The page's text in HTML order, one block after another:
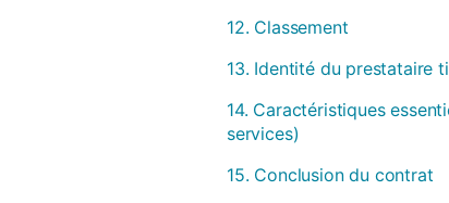
12. Classement
13. Identité du prestataire
14. Caractéristiques
services)
15. Conclusion du contrat